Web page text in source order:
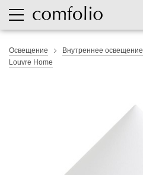
Освещение Внутреннее освещение
Louvre Home